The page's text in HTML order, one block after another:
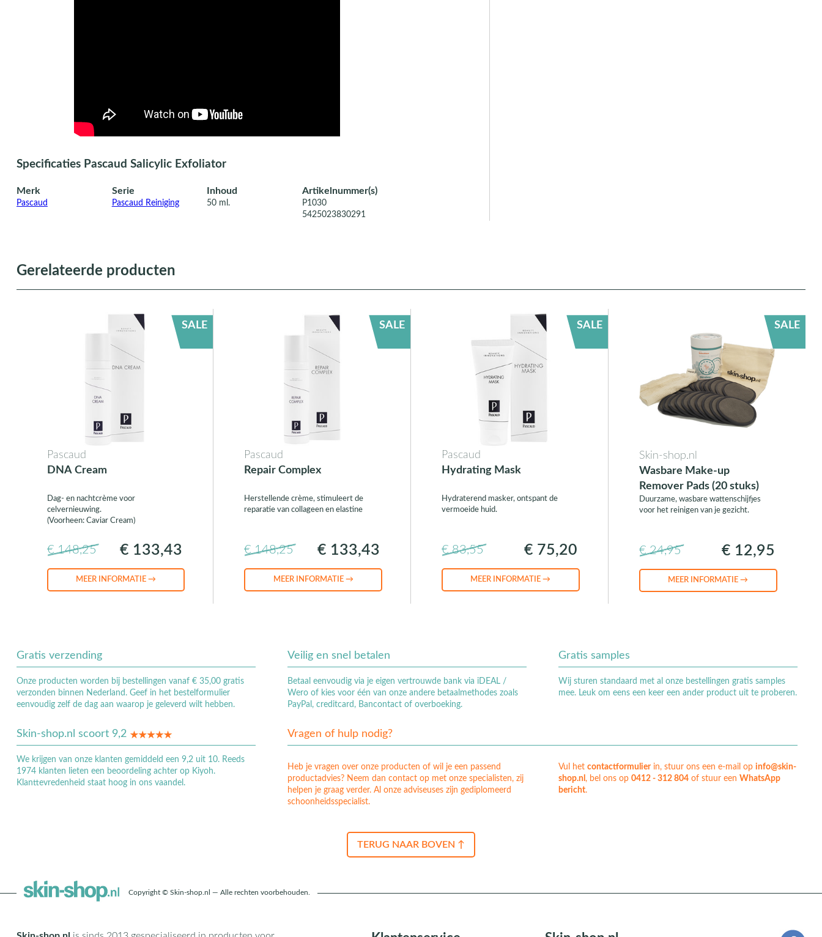
Specificaties Pascaud Salicylic Exfoliator
Merk
Pascaud
Serie
Pascaud Reiniging
Inhoud
50 ml.
Artikelnummer(s)
P1030
5425023830291
Gerelateerde producten
SALE
Pascaud
DNA Cream
Dag- en nachtcrème voor
celvernieuwing.
(Voorheen: Caviar Cream)
€ 148,25 € 133,43
MEER INFORMATIE →
SALE
Pascaud
Repair Complex
Herstellende crème, stimuleert de
reparatie van collageen en elastine
€ 148,25 € 133,43
MEER INFORMATIE →
SALE
Pascaud
Hydrating Mask
Hydraterend masker, ontspant de
vermoeide huid.
€ 83,55 € 75,20
MEER INFORMATIE →
SALE
Skin-shop.nl
Wasbare Make-up
Remover Pads (20 stuks)
Duurzame, wasbare wattenschijfjes
voor het reinigen van je gezicht.
€ 24,95 € 12,95
MEER INFORMATIE →
Gratis verzending
Onze producten worden bij bestellingen vanaf € 35,00 gratis
verzonden binnen Nederland. Geef in het bestelformulier
eenvoudig zelf de dag aan waarop je geleverd wilt hebben.
Veilig en snel betalen
Betaal eenvoudig via je eigen vertrouwde bank via iDEAL /
Wero of kies voor één van onze andere betaalmethodes zoals
PayPal, creditcard, Bancontact of overboeking.
Gratis samples
Wij sturen standaard met al onze bestellingen gratis samples
mee. Leuk om eens een keer een ander product uit te proberen.
Skin-shop.nl scoort 9,2
We krijgen van onze klanten gemiddeld een 9,2 uit 10. Reeds
1974 klanten lieten een beoordeling achter op Kiyoh.
Klanttevredenheid staat hoog in ons vaandel.
Vragen of hulp nodig?
Heb je vragen over onze producten of wil je een passend
productadvies? Neem dan contact op met onze specialisten, zij
helpen je graag verder. Al onze adviseuses zijn gediplomeerd
schoonheidsspecialist.
Vul het contactformulierin, stuur ons een e-mail op info@skin-
shop.nl , bel ons op 0412 - 312 804of stuur een WhatsApp
bericht.
TERUG NAAR BOVEN ↑
Copyright © Skin-shop.nl — Alle rechten voorbehouden.